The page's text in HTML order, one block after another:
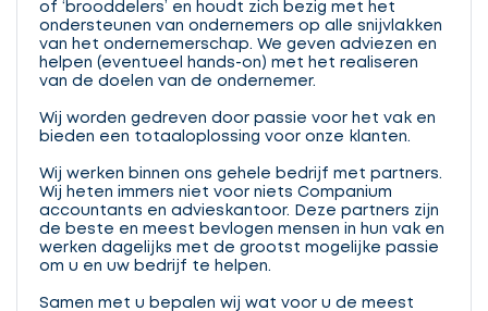
of ‘brooddelers’ en houdt zich bezig met het
ondersteunen van ondernemers op alle snijvlakken
van het ondernemerschap. We geven adviezen en
helpen (eventueel hands-on) met het realiseren
van de doelen van de ondernemer.
Wij worden gedreven door passie voor het vak en
bieden een totaaloplossing voor onze klanten.
Wij werken binnen ons gehele bedrijf met partners.
Wij heten immers niet voor niets Companium
accountants en advieskantoor. Deze partners zijn
de beste en meest bevlogen mensen in hun vak en
werken dagelijks met de grootst mogelijke passie
om u en uw bedrijf te helpen.
Samen met u bepalen wij wat voor u de meest